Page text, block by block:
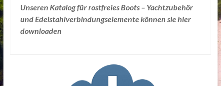
Unseren Katalog für rostfreies Boots – Yachtzubehör
und Edelstahlverbindungselemente können sie hier
downloaden